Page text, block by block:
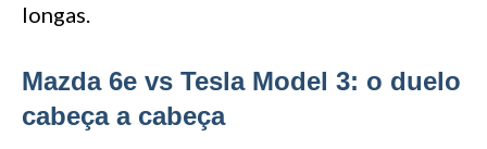
longas.
Mazda 6e vs Tesla Model 3: o duelo
cabeça a cabeça